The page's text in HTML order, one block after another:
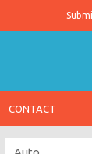
CONTACT